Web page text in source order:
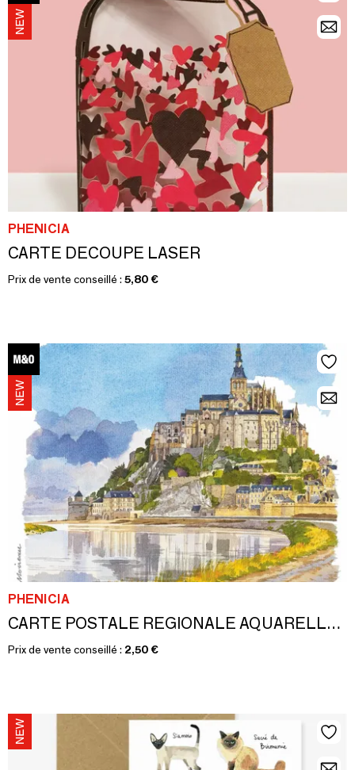
PHENICIA
CARTE DECOUPE LASER
Prix de vente conseillé : 5,80 €
PHENICIA
CARTE POSTALE REGIONALE AQUARELLE FABRICE MOIREAU
Prix de vente conseillé : 2,50 €